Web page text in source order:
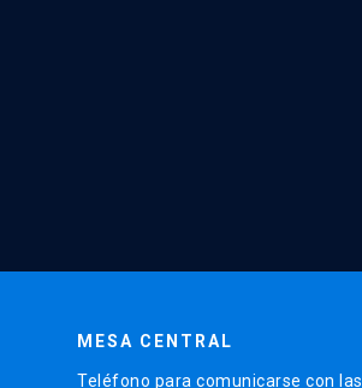
MESA CENTRAL
Teléfono para comunicarse con las